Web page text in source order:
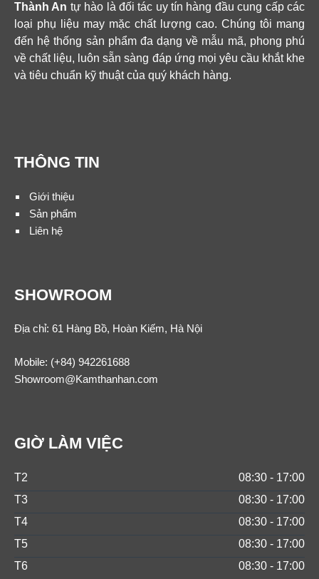
Thành An tự hào là đối tác uy tín hàng đầu cung cấp các
loại phụ liệu may mặc chất lượng cao. Chúng tôi mang
đến hệ thống sản phẩm đa dạng về mẫu mã, phong phú
về chất liệu, luôn sẵn sàng đáp ứng mọi yêu cầu khắt khe
và tiêu chuẩn kỹ thuật của quý khách hàng.
THÔNG TIN
Giới thiệu
Sản phẩm
Liên hệ
SHOWROOM
Địa chỉ: 61 Hàng Bồ, Hoàn Kiếm, Hà Nội
Mobile: (+84) 942261688
Showroom@Kamthanhan.com
GIỜ LÀM VIỆC
T2
08:30 - 17:00
T3
08:30 - 17:00
T4
08:30 - 17:00
T5
08:30 - 17:00
T6
08:30 - 17:00